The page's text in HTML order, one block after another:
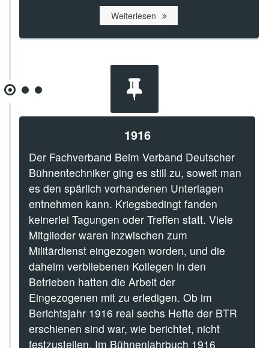
Weiterlesen
1916
Der Fachverband Beim Verband Deutscher
Bühnentechniker ging es still zu, soweit man
es den spärlich vorhandenen Unterlagen
entnehmen kann. Kriegsbedingt fanden
keinerlei Tagungen oder Treffen statt. Viele
Mitglieder waren inzwischen zum
Militärdienst eingezogen worden, und die
daheim verbliebenen Kollegen in den
Betrieben hatten die Arbeit der
Eingezogenen mit zu erledigen. Ob im
Berichtsjahr 1916 real sechs Hefte der BTR
erschienen sind war, wie berichtet, nicht
festzustellen. Im Bühnenjahrbuch 1916